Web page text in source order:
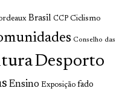
Brasil CCP Ciclismo
Conselho das
Desporto
Ensino Exposição fado